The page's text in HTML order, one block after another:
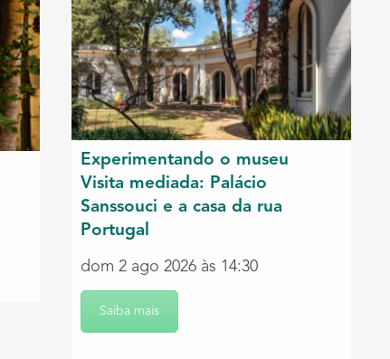
Experimentando o museu
Visita mediada: Palácio
Sanssouci e a casa da rua
Portugal
dom 2 ago 2026 às 14:30
Saiba mais